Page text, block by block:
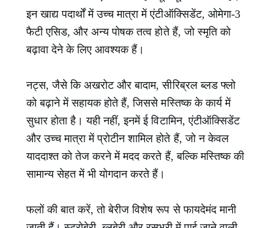
इन खाद्य पदार्थों में उच्च मात्रा में एंटीऑक्सिडेंट, ओमेगा-3
फैटी एसिड, और अन्य पोषक तत्व होते हैं, जो स्मृति को
बढ़ावा देने के लिए आवश्यक हैं।
नट्स, जैसे कि अखरोट और बादाम, सीरिब्रल ब्लड फ्लो
को बढ़ाने में सहायक होते हैं, जिससे मस्तिष्क के कार्य में
सुधार होता है। यही नहीं, इनमें ई विटामिन, एंटीऑक्सिडेंट
और उच्च मात्रा में प्रोटीन शामिल होते हैं, जो न केवल
याददाश्त को तेज करने में मदद करते हैं, बल्कि मस्तिष्क की
सामान्य सेहत में भी योगदान करते हैं।
फलों की बात करें, तो बेरीज विशेष रूप से फायदेमंद मानी